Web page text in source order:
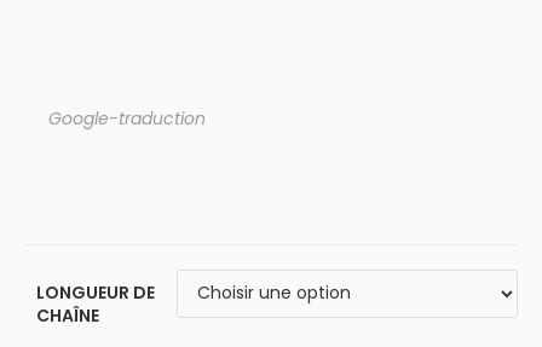
Google-traduction
LONGUEUR DE
CHAÎNE